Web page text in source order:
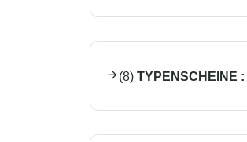
(8) TYPENSCHEINE :